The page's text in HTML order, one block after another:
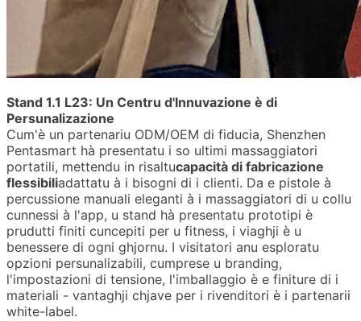
Stand 1.1 L23: Un Centru d'Innuvazione è di
Persunalizazione
Cum'è un partenariu ODM/OEM di fiducia, Shenzhen
Pentasmart hà presentatu i so ultimi massaggiatori
portatili, mettendu in risaltucapacità di fabricazione
flessibiliadattatu à i bisogni di i clienti. Da e pistole à
percussione manuali eleganti à i massaggiatori di u collu
cunnessi à l'app, u stand hà presentatu prototipi è
prudutti finiti cuncepiti per u fitness, i viaghji è u
benessere di ogni ghjornu. I visitatori anu esploratu
opzioni persunalizabili, cumprese u branding,
l'impostazioni di tensione, l'imballaggio è e finiture di i
materiali - vantaghji chjave per i rivenditori è i partenarii
white-label.